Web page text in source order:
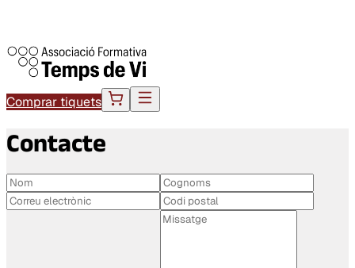
Comprar tiquets
Contacte